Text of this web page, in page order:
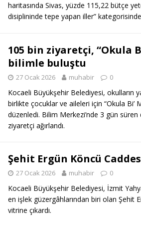
haritasında Sivas, yüzde 115,22 bütçe
disiplininde tepe yapan iller” kategorisinde
105 bin ziyaretçi, “Okula
bilimle buluştu
27 Ocak 2026 muhabir 0
Kocaeli Büyükşehir Belediyesi, okulların
birlikte çocuklar ve aileleri için “Okula Bi’
düzenledi. Bilim Merkezi’nde 3 gün
ziyaretçi ağırlandı.
Şehit Ergün Köncü Caddesi
27 Ocak 2026 muhabir 0
Kocaeli Büyükşehir Belediyesi, İzmit
en işlek güzergâhlarından biri olan Şehit
vitrine çıkardı.